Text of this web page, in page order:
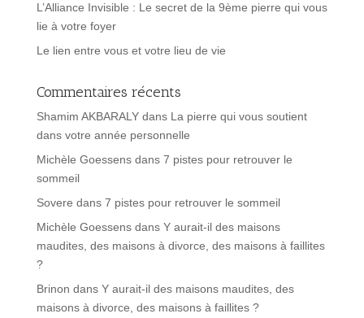
L’Alliance Invisible : Le secret de la 9ème pierre qui vous
lie à votre foyer
Le lien entre vous et votre lieu de vie
Commentaires récents
Shamim AKBARALYdans La pierre qui vous soutient
dans votre année personnelle
Michèle Goessensdans 7 pistes pour retrouver le
sommeil
Sovere dans 7 pistes pour retrouver le sommeil
Michèle Goessensdans Y aurait-il des maisons
maudites, des maisons à divorce, des maisons à faillites
?
Brinon dans Y aurait-il des maisons maudites, des
maisons à divorce, des maisons à faillites ?